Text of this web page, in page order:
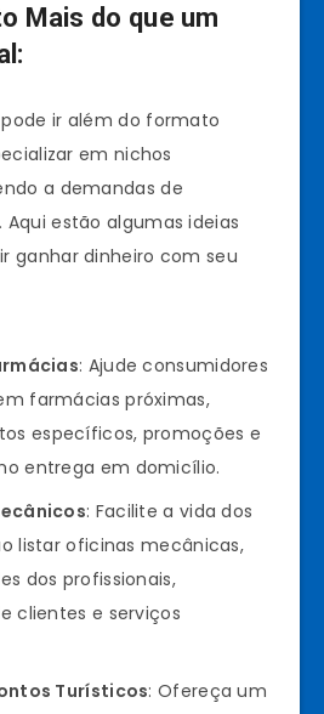
Mais do que um
ir além do formato
em nichos
a demandas de
estão algumas ideias
ganhar dinheiro com seu
: Ajude consumidores
farmácias próximas,
específicos, promoções e
entrega em domicílio.
: Facilite a vida dos
listar oficinas mecânicas,
dos profissionais,
clientes e serviços
Turísticos: Ofereça um